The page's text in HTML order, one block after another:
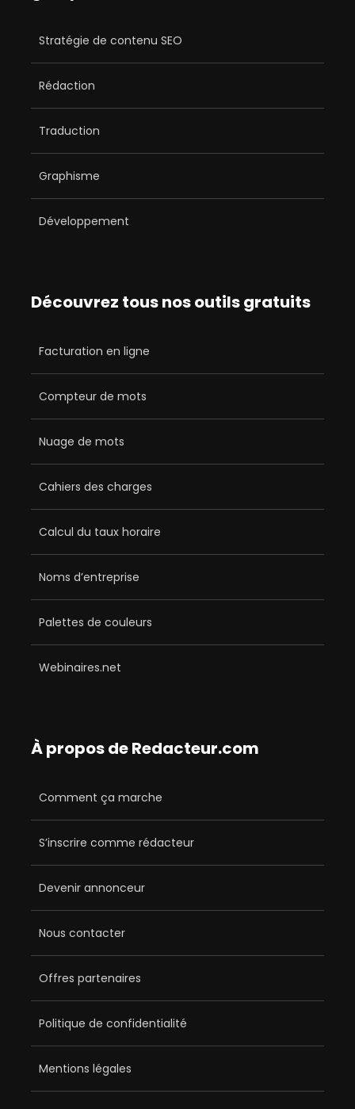
Stratégie de contenu SEO
Rédaction
Traduction
Graphisme
Développement
Découvrez tous nos outils gratuits
Facturation en ligne
Compteur de mots
Nuage de mots
Cahiers des charges
Calcul du taux horaire
Noms d’entreprise
Palettes de couleurs
Webinaires.net
À propos de Redacteur.com
Comment ça marche
S’inscrire comme rédacteur
Devenir annonceur
Nous contacter
Offres partenaires
Politique de confidentialité
Mentions légales